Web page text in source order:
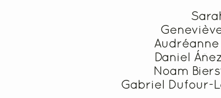
Daniel
Noam
Gabriel Dufour-